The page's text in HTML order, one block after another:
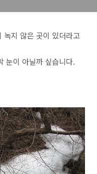
녹지 않은 곳이 있더라고
눈이 아닐까 싶습니다.